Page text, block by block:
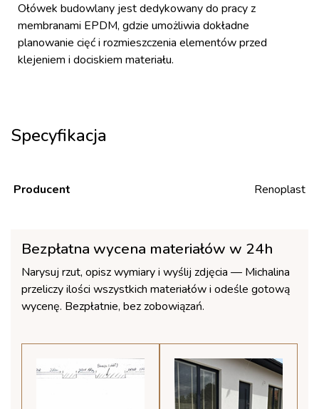
Ołówek budowlany jest dedykowany do pracy z
membranami EPDM, gdzie umożliwia dokładne
planowanie cięć i rozmieszczenia elementów przed
klejeniem i dociskiem materiału.
Specyfikacja
Producent Renoplast
Bezpłatna wycena materiałów w 24h
Narysuj rzut, opisz wymiary i wyślij zdjęcia — Michalina
przeliczy ilości wszystkich materiałów i odeśle gotową
wycenę. Bezpłatnie, bez zobowiązań.